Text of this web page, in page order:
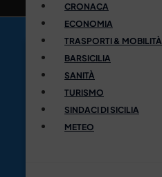
CRONACA
ECONOMIA
TRASPORTI & MOBILITÀ
BARSICILIA
SANITÀ
TURISMO
SINDACI DI SICILIA
METEO